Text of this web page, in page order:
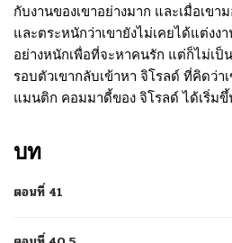
กับงานของเขาอย่างมาก และเมื่อเข
และตระหนักว่าเขายังไม่เคยได้แต่งง
อย่างหนักเพื่อที่จะหาคนรัก แต่ก็ไม่เป็
รอบตัวเขากลับเข้าหา จิโรลด์ ที่คิดว่า
แมนติก คอมมาดี้ของ จิโรลด์ ได้เริ่ม
บท
ตอนที่ 41